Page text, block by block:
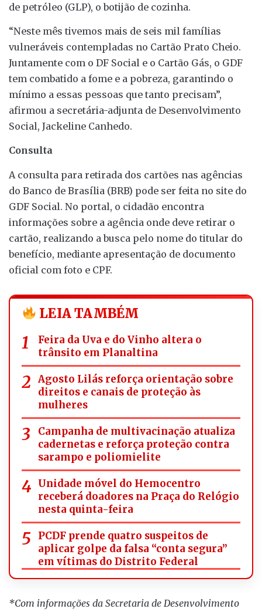
de petróleo (GLP), o botijão de cozinha.
“Neste mês tivemos mais de seis mil famílias
vulneráveis contempladas no Cartão Prato Cheio.
Juntamente com o DF Social e o Cartão Gás, o GDF
tem combatido a fome e a pobreza, garantindo o
mínimo a essas pessoas que tanto precisam”,
afirmou a secretária-adjunta de Desenvolvimento
Social, Jackeline Canhedo.
Consulta
A consulta para retirada dos cartões nas agências
do Banco de Brasília (BRB) pode ser feita no site do
GDF Social. No portal, o cidadão encontra
informações sobre a agência onde deve retirar o
cartão, realizando a busca pelo nome do titular do
benefício, mediante apresentação de documento
oficial com foto e CPF.
LEIA TAMBÉM
Feira da Uva e do Vinho altera o
trânsito em Planaltina
Agosto Lilás reforça orientação sobre
direitos e canais de proteção às
mulheres
Campanha de multivacinação atualiza
cadernetas e reforça proteção contra
sarampo e poliomielite
Unidade móvel do Hemocentro
receberá doadores na Praça do Relógio
nesta quinta-feira
PCDF prende quatro suspeitos de
aplicar golpe da falsa “conta segura”
em vítimas do Distrito Federal
*Com informações da Secretaria de Desenvolvimento